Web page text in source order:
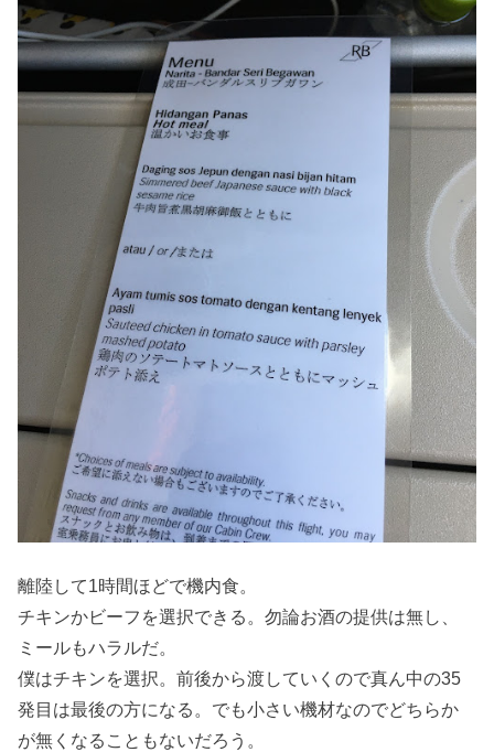
離陸して1時間ほどで機内食。
チキンかビーフを選択できる。勿論お酒の提供は無し、
ミールもハラルだ。
僕はチキンを選択。前後から渡していくので真ん中の35
発目は最後の方になる。でも小さい機材なのでどちらか
が無くなることもないだろう。